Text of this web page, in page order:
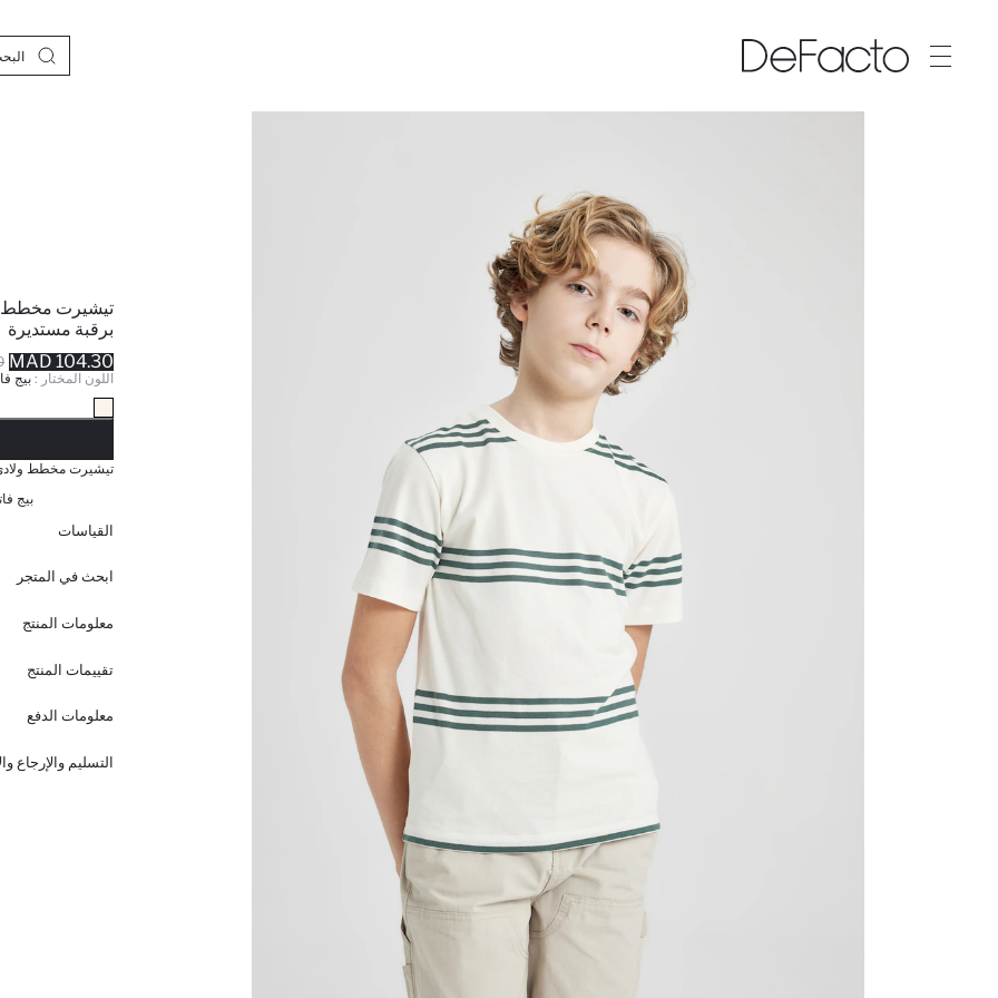
تيشيرت مخطط
برقبة مستديرة
104.30 MAD
اللون المختار :بيج
تيشيرت مخطط
بيج
القياسات
ابحث في المتجر
معلومات المنتج
تقييمات المنتج
معلومات الدفع
التسليم والإرجاع